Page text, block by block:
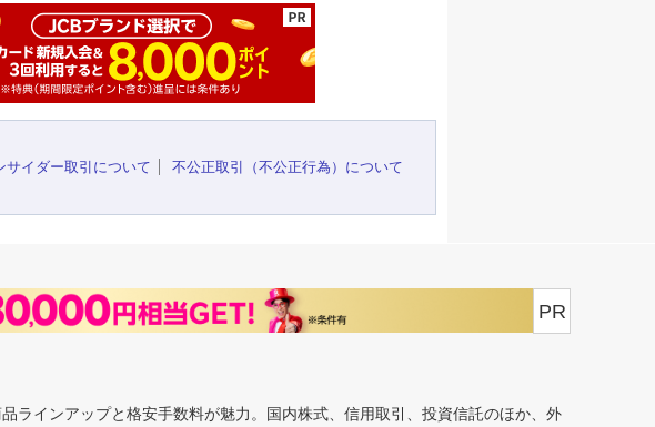
サイダー取引について
不公正取引（不公正行為）について
PR
ラインアップと格安手数料が魅力。国内株式、信用取引、投資信託のほか、外